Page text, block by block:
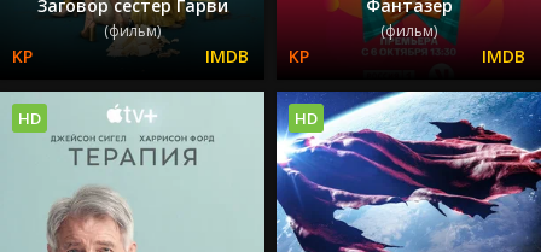
Заговор сестер Гарви
(фильм)
Фантазер
(фильм)
HD HD